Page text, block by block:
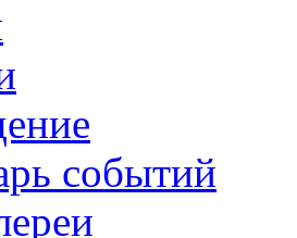
событий